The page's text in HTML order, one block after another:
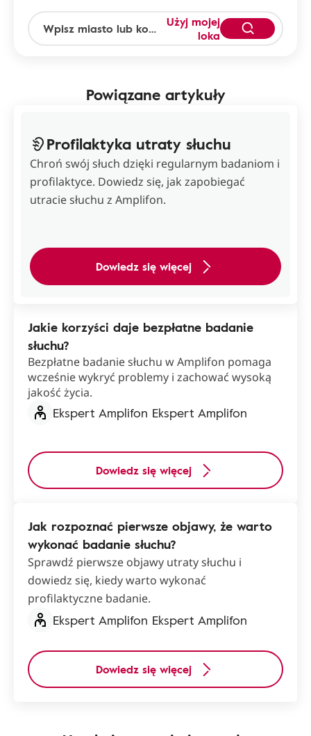
Użyj mojej
loka
Powiązane artykuły
Profilaktyka utraty słuchu
Chroń swój słuch dzięki regularnym badaniom i
profilaktyce. Dowiedz się, jak zapobiegać
utracie słuchu z Amplifon.
Dowiedz się więcej
Jakie korzyści daje bezpłatne badanie
słuchu?
Bezpłatne badanie słuchu w Amplifon pomaga
wcześnie wykryć problemy i zachować wysoką
jakość życia.
Ekspert Amplifon Ekspert Amplifon
Dowiedz się więcej
Jak rozpoznać pierwsze objawy, że warto
wykonać badanie słuchu?
Sprawdź pierwsze objawy utraty słuchu i
dowiedz się, kiedy warto wykonać
profilaktyczne badanie.
Ekspert Amplifon Ekspert Amplifon
Dowiedz się więcej